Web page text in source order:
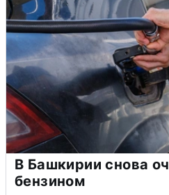
В Башкирии снова
бензином